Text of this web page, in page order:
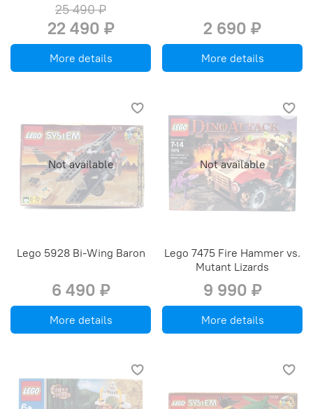
25 490 ₽
22 490 ₽
More details
2 690 ₽
More details
Not available
Lego 5928 Bi-Wing Baron
6 490 ₽
More details
Not available
Lego 7475 Fire Hammer vs.
Mutant Lizards
9 990 ₽
More details